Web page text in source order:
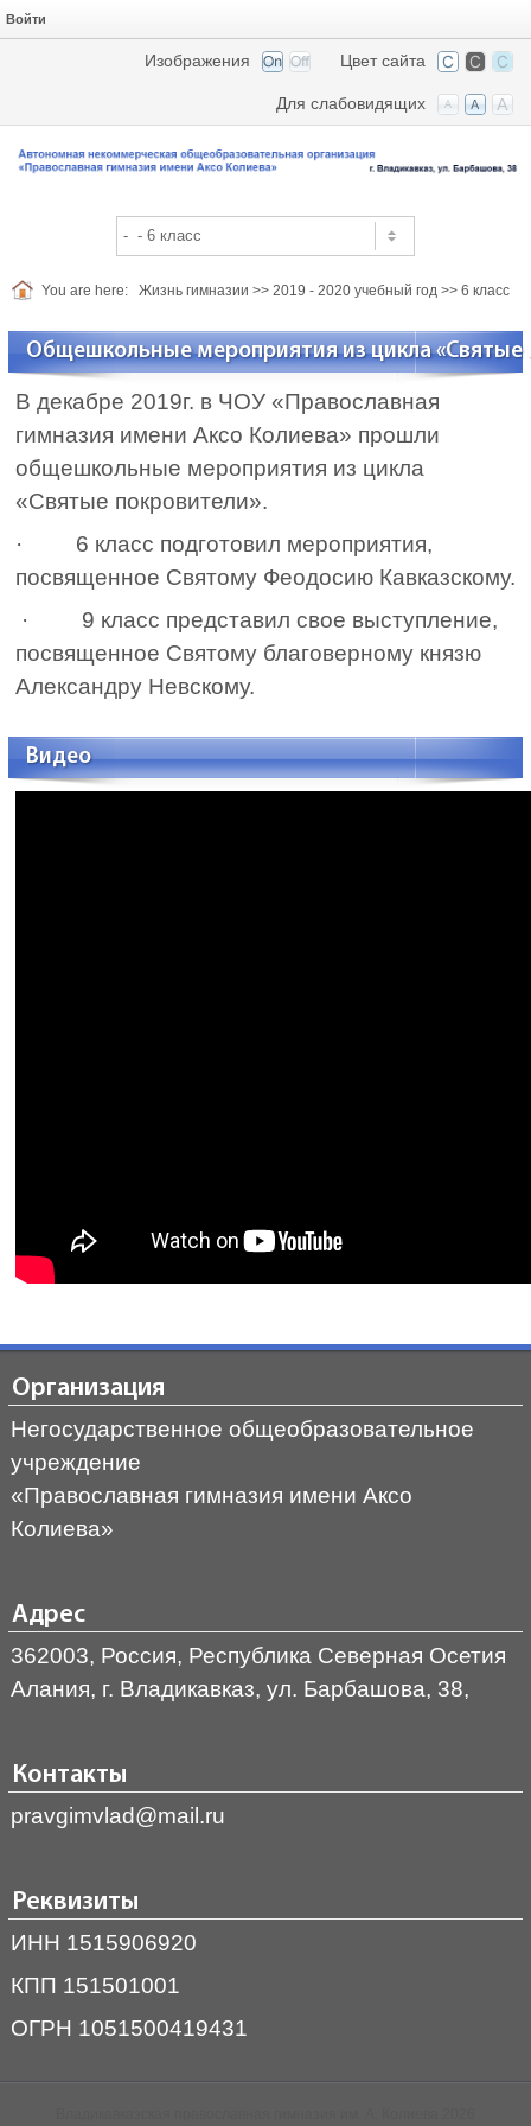
Войти
Цвет сайта
Изображения
Для слабовидящих
You are here: Жизнь гимназии >> 2019 - 2020 учебный год >> 6 класс
Общешкольные мероприятия из цикла «Святые
В декабре 2019г. в ЧОУ «Православная
гимназия имени Аксо Колиева» прошли
общешкольные мероприятия из цикла
«Святые покровители».
· 6 класс подготовил мероприятия,
посвященное Святому Феодосию Кавказскому.
· 9 класс представил свое выступление,
посвященное Святому благоверному князю
Александру Невскому.
Видео
Организация
Негосударственное общеобразовательное
учреждение
«Православная гимназия имени Аксо
Колиева»
Адрес
362003, Россия, Республика Северная Осетия
Алания, г. Владикавказ, ул. Барбашова, 38,
Контакты
pravgimvlad@mail.ru
Реквизиты
ИНН 1515906920
КПП 151501001
ОГРН 1051500419431